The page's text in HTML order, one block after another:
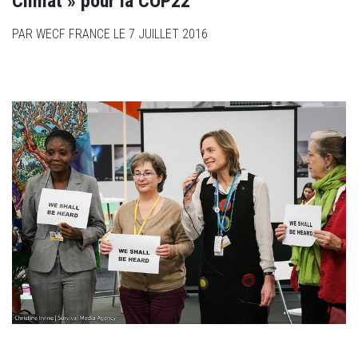
PAR WECF FRANCE LE 7 JUILLET 2016